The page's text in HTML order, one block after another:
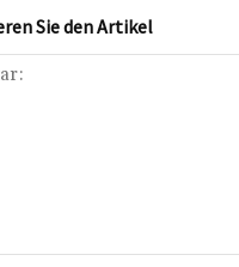
Sie den Artikel